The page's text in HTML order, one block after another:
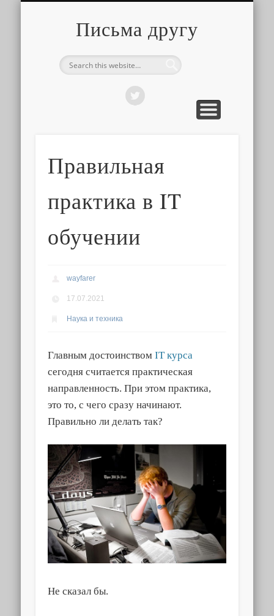
Письма другу
Правильная
практика в IT
обучении
wayfarer
17.07.2021
Наука и техника
Главным достоинством IT курса
сегодня считается практическая
направленность. При этом практика,
это то, с чего сразу начинают.
Правильно ли делать так?
Не сказал бы.